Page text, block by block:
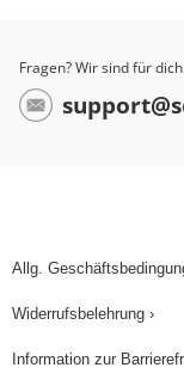
Fragen? Wir sind für
Allg.
Widerrufsbelehrung ›
Information zur